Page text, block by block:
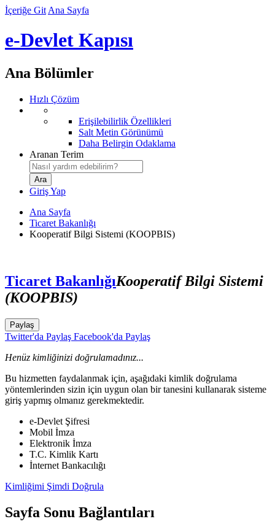
İçeriğe Git Ana Sayfa
e-Devlet Kapısı
Ana Bölümler
Hızlı Çözüm
Erişilebilirlik Özellikleri
Salt Metin Görünümü
Daha Belirgin Odaklama
Aranan Terim
Giriş Yap
Ana Sayfa
Ticaret Bakanlığı
Kooperatif Bilgi Sistemi (KOOPBIS)
Ticaret BakanlığıKooperatif Bilgi Sistemi
(KOOPBIS)
Paylaş
Twitter'da Paylaş Facebook'da Paylaş
Henüz kimliğinizi doğrulamadınız...
Bu hizmetten faydalanmak için, aşağıdaki kimlik doğrulama
yöntemlerinden sizin için uygun olan bir tanesini kullanarak sisteme
giriş yapmış olmanız gerekmektedir.
e-Devlet Şifresi
Mobil İmza
Elektronik İmza
T.C. Kimlik Kartı
İnternet Bankacılığı
Kimliğimi Şimdi Doğrula
Sayfa Sonu Bağlantıları